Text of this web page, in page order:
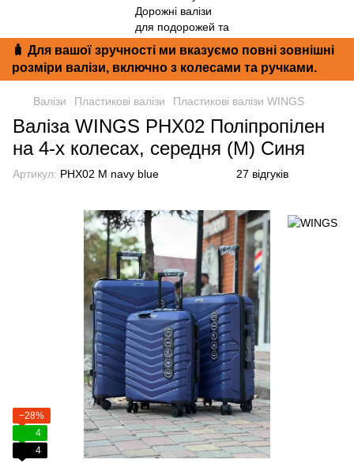
🧳 Для вашої зручності ми вказуємо повні зовнішні
розміри валізи, включно з колесами та ручками.
Валізи Пластикові валізи Пластикові валізи WINGS
Валіза WINGS PHX02 Поліпропілен
на 4-х колесах, середня (M) Синя
Артикул: PHX02 M navy blue 27 відгуків
−28%
4
4